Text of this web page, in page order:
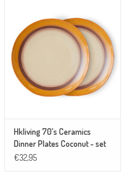
Hkliving 70's Ceramics
Dinner Plates Coconut - set
van 2
€32,95